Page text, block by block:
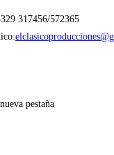
317456/572365
pestaña